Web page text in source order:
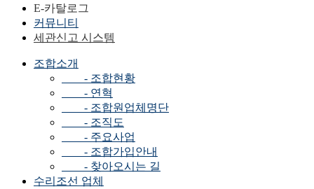
E-카탈로그
커뮤니티
세관신고 시스템
조합소개
- 조합현황
- 연혁
- 조합원업체명단
- 조직도
- 주요사업
- 조합가입안내
- 찾아오시는 길
수리조선 업체